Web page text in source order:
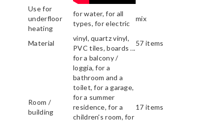
Use for
underfloor
heating
for water, for all
types, for electric
mix
Material
vinyl, quartz vinyl,
PVC tiles, boards ...
57 items
Room /
building
for a balcony /
loggia, for a
bathroom and a
toilet, for a garage,
for a summer
residence, for a
children's room, for
17 items